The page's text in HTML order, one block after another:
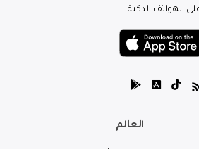
الهواتف الذكية.
العالم